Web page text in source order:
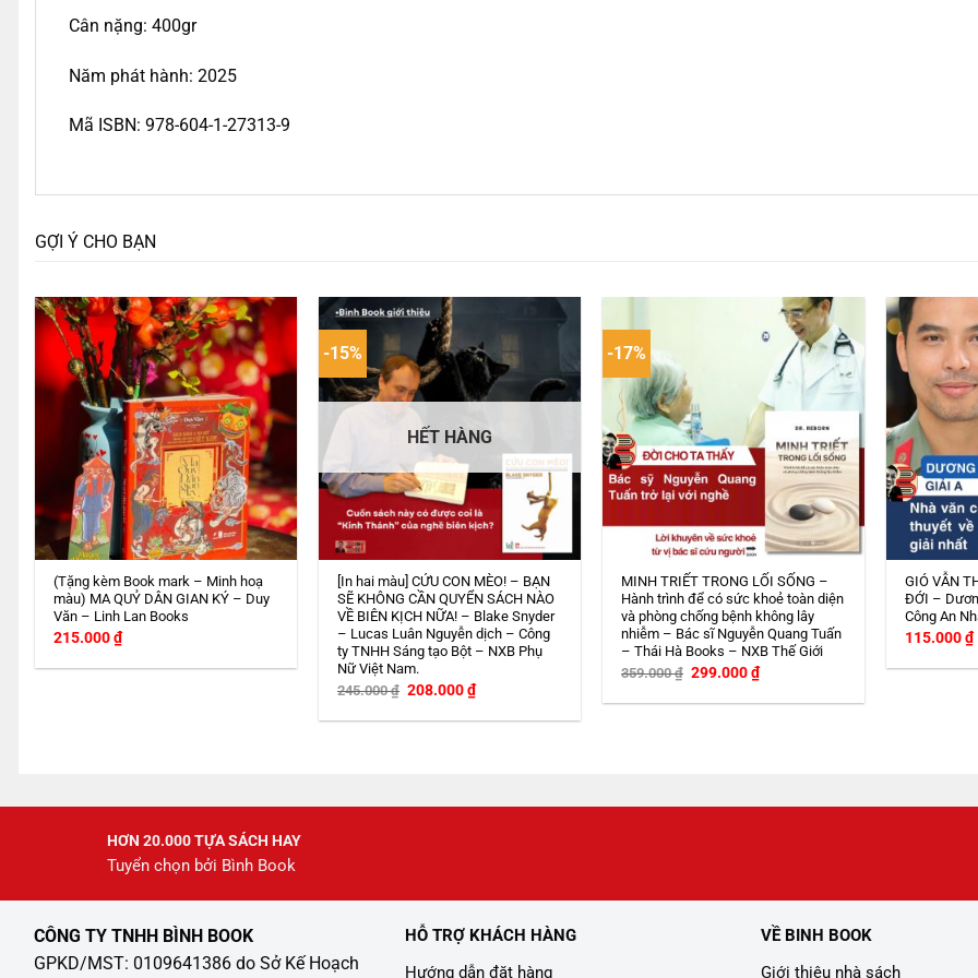
Cân nặng: 400gr
Năm phát hành: 2025
Mã ISBN: 978-604-1-27313-9
GỢI Ý CHO BẠN
(Tặng kèm Book mark – Minh hoạ
màu) MA QUỶ DÂN GIAN KÝ – Duy
Văn – Linh Lan Books
215.000₫
-15%
HẾT HÀNG
[In hai màu] CỨU CON MÈO! – BẠN
SẼ KHÔNG CẦN QUYỂN SÁCH NÀO
VỀ BIÊN KỊCH NỮA! – Blake Snyder
– Lucas Luân Nguyễn dịch – Công
ty TNHH Sáng tạo Bột – NXB Phụ
Nữ Việt Nam.
245.000₫ Giá
là:
208.000₫Giá
hiện
tại
-17%
MINH TRIẾT TRONG LỐI SỐNG –
Hành trình để có sức khoẻ toàn diện
và phòng chống bệnh không lây
nhiễm – Bác sĩ Nguyễn Quang Tuấn
– Thái Hà Books – NXB Thế Giới
359.000₫ Giá
là:
299.000₫Giá
hiện
tại
GIÓ VẪN
ĐỚI –
Công An
115.000₫
HƠN 20.000 TỰA SÁCH HAY
Tuyển chọn bởi Bình Book
CÔNG TY TNHH BÌNH BOOK
GPKD/MST: 0109641386 do Sở Kế Hoạch
HỖ TRỢ KHÁCH HÀNG
Hướng dẫn đặt hàng
VỀ BINH BOOK
Giới thiệu nhà sách